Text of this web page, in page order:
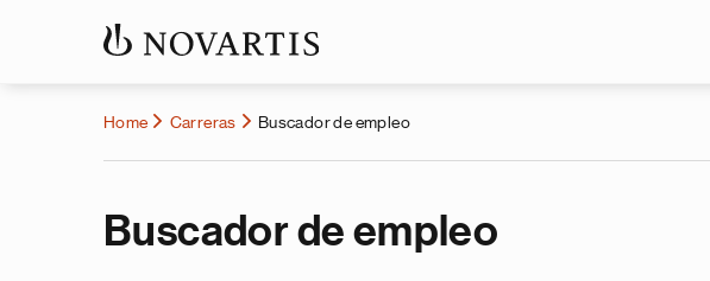
Home Carreras Buscador de empleo
Buscador de empleo